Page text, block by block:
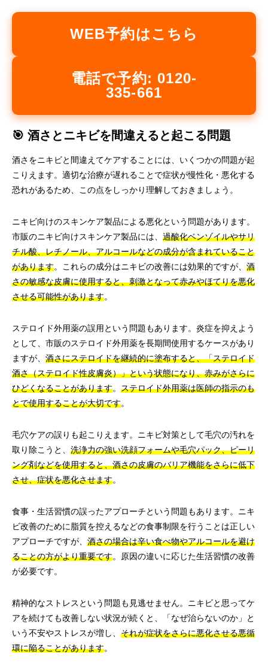
WEB予約はこちら
電話で予約: 0120-
335-661
🎯 酒さとニキビを間違えると起こる問題
酒さをニキビと間違えてケアすることには、いくつかの問題が起
こりえます。適切な治療が遅れることで症状が慢性化・悪化する
恐れがあるため、この点をしっかり理解しておきましょう。
ニキビ向けのスキンケア製品による悪化という問題があります。
市販のニキビ向けスキンケア製品には、 過酸化ベンゾイルやサリ
チル酸、レチノール、アルコールなどの成分が含まれていること
があります。これらの成分はニキビの改善には効果的ですが、 酒
さの敏感な皮膚に使用すると、刺激となって赤みやほてりを悪化
させる可能性があります。
ステロイド外用薬の誤用という問題もあります。炎症を抑えよう
として、市販のステロイド外用薬を長期間使用するケースがあり
ますが、 酒さにステロイドを継続的に塗布すると、「ステロイド
酒さ（ステロイド性皮膚炎）」という状態になり、赤みがさらに
ひどくなることがあります。 ステロイド外用薬は医師の指示のも
とで使用することが大切です。
毛穴ケアの誤りも起こりえます。ニキビ対策として毛穴の汚れを
取り除こうと、 洗浄力の強い洗顔フォームや毛穴パック、ピーリ
ング剤などを使用すると、酒さの皮膚のバリア機能をさらに低下
させ、症状を悪化させます。
食事・生活習慣の誤ったアプローチという問題もあります。ニキ
ビ改善のために脂質を控えるなどの食事制限を行うことは正しい
アプローチですが、 酒さの場合は辛い食べ物やアルコールを避け
ることの方がより重要です。原因の違いに応じた生活習慣の改善
が必要です。
精神的なストレスという問題も見逃せません。ニキビと思ってケ
アを続けても改善しない状況が続くと、「なぜ治らないのか」と
いう不安やストレスが増し、 それが症状をさらに悪化させる悪循
環に陥ることがあります。